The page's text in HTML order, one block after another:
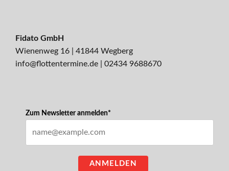
Fidato GmbH
Wienenweg 16 | 41844 Wegberg
info@flottentermine.de
02434 9688670
Zum Newsletter anmelden*
ANMELDEN